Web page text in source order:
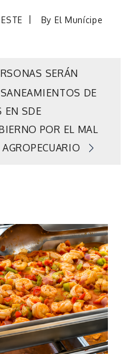
By El Munícipe
SERÁN
DE
EN SDE
POR EL MAL